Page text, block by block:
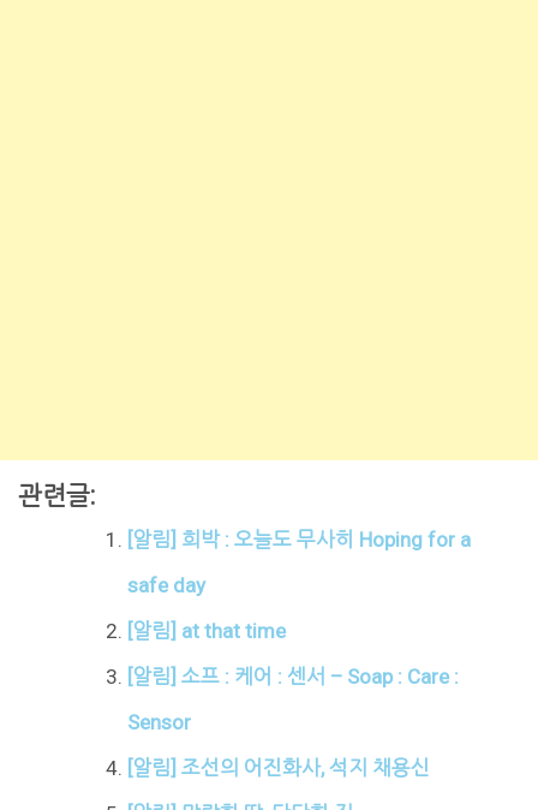
관련글:
[알림] 희박 : 오늘도 무사히 Hoping for a
safe day
[알림] at that time
[알림] 소프 : 케어 : 센서 – Soap : Care :
Sensor
[알림] 조선의 어진화사, 석지 채용신